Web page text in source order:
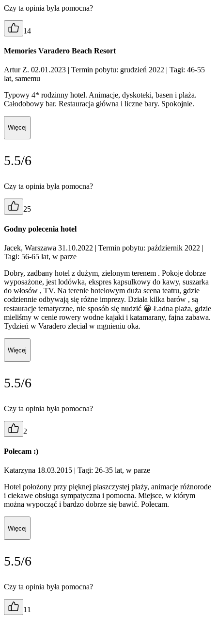
Czy ta opinia była pomocna?
14
Memories Varadero Beach Resort
Artur Z. 02.01.2023 | Termin pobytu: grudzień 2022 | Tagi: 46-55
lat, samemu
Typowy 4* rodzinny hotel. Animacje, dyskoteki, basen i plaża.
Całodobowy bar. Restauracja główna i liczne bary. Spokojnie.
Więcej
5.5/6
Czy ta opinia była pomocna?
25
Godny polecenia hotel
Jacek, Warszawa 31.10.2022 | Termin pobytu: październik 2022 |
Tagi: 56-65 lat, w parze
Dobry, zadbany hotel z dużym, zielonym terenem . Pokoje dobrze
wyposażone, jest lodówka, ekspres kapsulkowy do kawy, suszarka
do włosów , TV. Na terenie hotelowym duża scena teatru, gdzie
codziennie odbywają się różne imprezy. Działa kilka barów , są
restauracje tematyczne, nie sposób się nudzić 😀 Ładna plaża, gdzie
mieliśmy w cenie rowery wodne kajaki i katamarany, fajna zabawa.
Tydzień w Varadero zleciał w mgnieniu oka.
Więcej
5.5/6
Czy ta opinia była pomocna?
2
Polecam :)
Katarzyna 18.03.2015 | Tagi: 26-35 lat, w parze
Hotel położony przy pięknej piaszczystej plaży, animacje różnorode
i ciekawe obsługa sympatyczna i pomocna. Miejsce, w którym
można wypocząć i bardzo dobrze się bawić. Polecam.
Więcej
5.5/6
Czy ta opinia była pomocna?
11